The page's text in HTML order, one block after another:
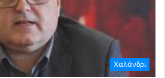
Χαλάνδρι